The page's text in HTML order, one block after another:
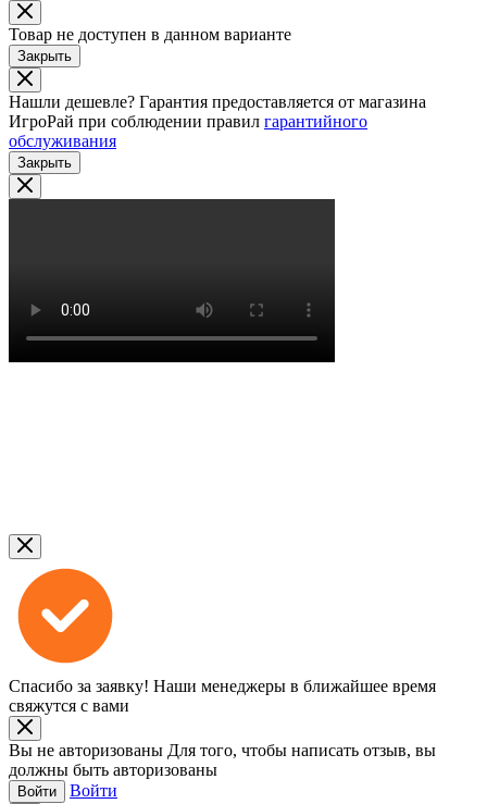
Товар не доступен в данном варианте
Закрыть
Нашли дешевле? Гарантия предоставляется от магазина
ИгроРай при соблюдении правил гарантийного
обслуживания
Закрыть
Спасибо за заявку! Наши менеджеры в ближайшее время
свяжутся с вами
Вы не авторизованы Для того, чтобы написать отзыв, вы
должны быть авторизованы
Войти Войти